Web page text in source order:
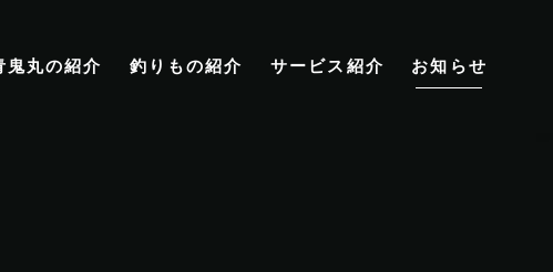
鬼丸の紹介 釣りもの紹介 サービス紹介 お知らせ